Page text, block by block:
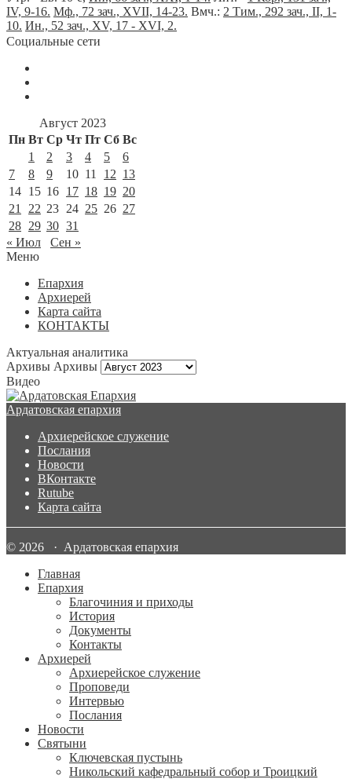
IV, 9-16. Мф., 72 зач., XVII, 14-23. Вмч.: 2 Тим., 292 зач., II, 1-
10. Ин., 52 зач., XV, 17 - XVI, 2.
Социальные сети
Август 2023
Пн Вт Ср Чт Пт Сб Вс
1
2 3 4 5
6
7
8 9 10 11 12 13
14 15 16 17 18 19 20
21
22 23 24 25 26 27
28 29 30 31
« Июл
Сен »
Меню
Епархия
Архиерей
Карта сайта
КОНТАКТЫ
Актуальная аналитика
Архивы Архивы
Видео
Ардатовская епархия
Архиерейское служение
Послания
Новости
ВКонтакте
Rutube
Карта сайта
© 2026 · Ардатовская епархия
Главная
Епархия
Благочиния и приходы
История
Документы
Контакты
Архиерей
Архиерейское служение
Проповеди
Интервью
Послания
Новости
Святыни
Ключевская пустынь
Никольский кафедральный собор и Троицкий